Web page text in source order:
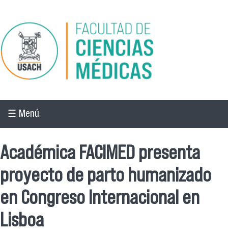
Pasar al contenido principal
☰ Menú
Académica FACIMED presenta
proyecto de parto humanizado
en Congreso Internacional en
Lisboa